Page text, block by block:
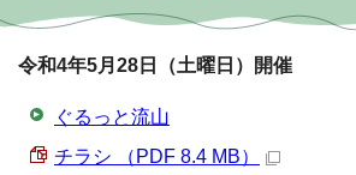
令和4年5月28日（土曜日）開催
ぐるっと流山
チラシ （PDF 8.4 MB）